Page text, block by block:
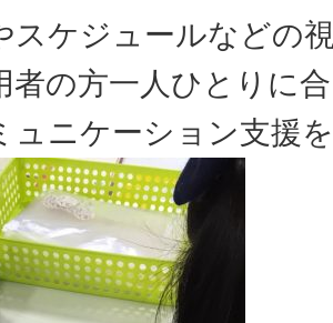
スケジュールなどの
者の方一人ひとりに
ュニケーション支援